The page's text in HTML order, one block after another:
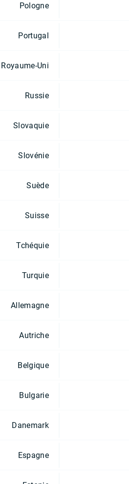
Pologne
Portugal
Royaume-Uni
Russie
Slovaquie
Slovénie
Suède
Suisse
Tchéquie
Turquie
Allemagne
Autriche
Belgique
Bulgarie
Danemark
Espagne